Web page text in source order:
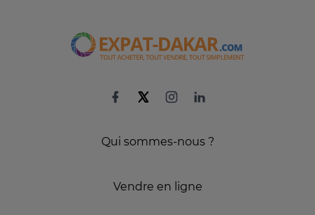
Qui sommes-nous ?
Vendre en ligne